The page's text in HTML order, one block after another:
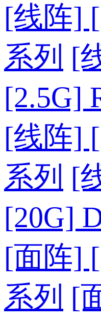
[线阵]
系列 [
[2.5G]
[线阵]
系列 [
[20G]
[面阵]
系列 [